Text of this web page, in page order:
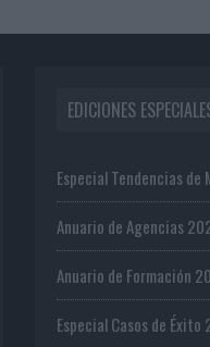
EDICIONES
Especial Tendencias
Anuario de Agencias
Anuario de Formación
Especial Casos de Éxito